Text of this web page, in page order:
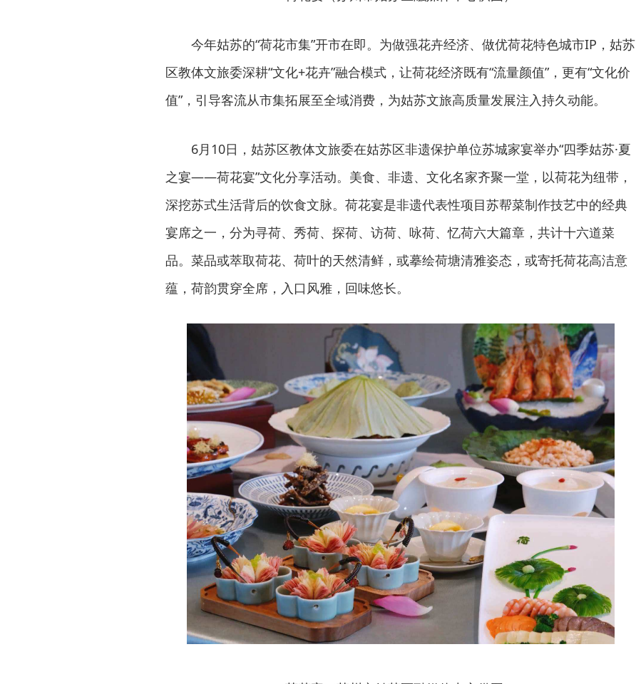
今年姑苏的“荷花市集”开市在即。为做强花卉经济、做优荷花特色城市IP，姑苏
区教体文旅委深耕“文化+花卉”融合模式，让荷花经济既有“流量颜值”，更有“文化价
值”，引导客流从市集拓展至全域消费，为姑苏文旅高质量发展注入持久动能。
6月10日，姑苏区教体文旅委在姑苏区非遗保护单位苏城家宴举办“四季姑苏·夏
之宴——荷花宴”文化分享活动。美食、非遗、文化名家齐聚一堂，以荷花为纽带，
深挖苏式生活背后的饮食文脉。荷花宴是非遗代表性项目苏帮菜制作技艺中的经典
宴席之一，分为寻荷、秀荷、探荷、访荷、咏荷、忆荷六大篇章，共计十六道菜
品。菜品或萃取荷花、荷叶的天然清鲜，或摹绘荷塘清雅姿态，或寄托荷花高洁意
蕴，荷韵贯穿全席，入口风雅，回味悠长。